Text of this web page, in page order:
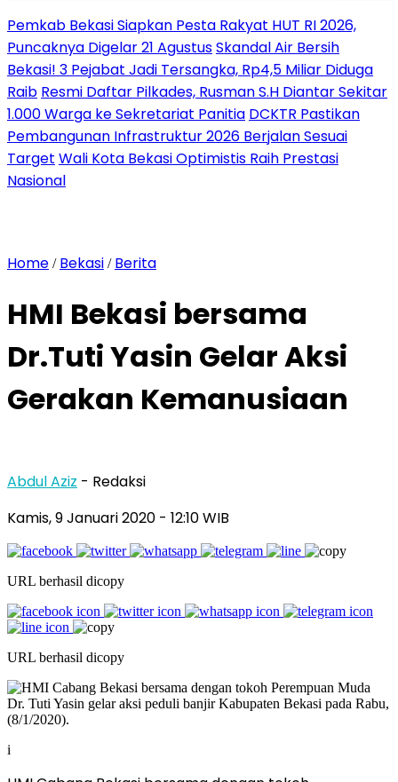
Pemkab Bekasi Siapkan Pesta Rakyat HUT RI 2026,
Puncaknya Digelar 21 AgustusSkandal Air Bersih
Bekasi! 3 Pejabat Jadi Tersangka, Rp4,5 Miliar Diduga
Raib Resmi Daftar Pilkades, Rusman S.H Diantar Sekitar
1.000 Warga ke Sekretariat Panitia DCKTR Pastikan
Pembangunan Infrastruktur 2026 Berjalan Sesuai
Target Wali Kota Bekasi Optimistis Raih Prestasi
Nasional
Home / Bekasi / Berita
HMI Bekasi bersama
Dr.Tuti Yasin Gelar Aksi
Gerakan Kemanusiaan
Abdul Aziz - Redaksi
Kamis, 9 Januari 2020 - 12:10 WIB
URL berhasil dicopy
URL berhasil dicopy
i